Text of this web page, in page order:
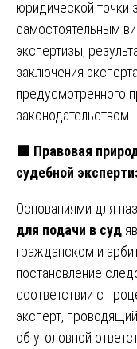
юридической точки
самостоятельным
экспертизы,
заключения
предусмотренного
законодательством.
🟩 Правовая
судебной
Основаниями для
для подачи в суд
гражданском и
постановление
соответствии с
эксперт,
об уголовной